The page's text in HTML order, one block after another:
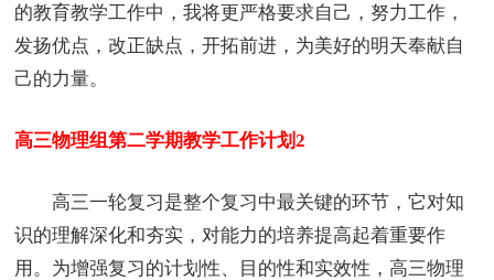
的教育教学工作中，我将更严格要求自己，努力工作，
发扬优点，改正缺点，开拓前进，为美好的明天奉献自
己的力量。
高三物理组第二学期教学工作计划2
高三一轮复习是整个复习中最关键的环节，它对知
识的理解深化和夯实，对能力的培养提高起着重要作
用。为增强复习的计划性、目的性和实效性，高三物理